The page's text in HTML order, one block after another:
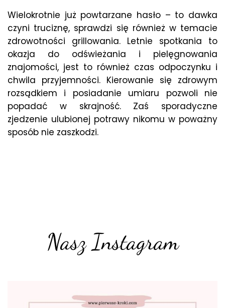
Wielokrotnie już powtarzane hasło – to dawka
czyni truciznę, sprawdzi się również w temacie
zdrowotności grillowania. Letnie spotkania to
okazja do odświeżania i pielęgnowania
znajomości, jest to również czas odpoczynku i
chwila przyjemności. Kierowanie się zdrowym
rozsądkiem i posiadanie umiaru pozwoli nie
popadać w skrajność. Zaś sporadyczne
zjedzenie ulubionej potrawy nikomu w poważny
sposób nie zaszkodzi.
Nasz Instagram